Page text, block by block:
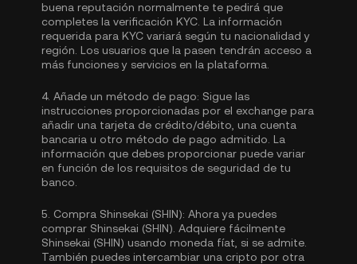
buena reputación normalmente te pedirá que
completes la verificación KYC. La información
requerida para KYC variará según tu nacionalidad y
región. Los usuarios que la pasen tendrán acceso a
más funciones y servicios en la plataforma.
4. Añade un método de pago: Sigue las
instrucciones proporcionadas por el exchange para
añadir una tarjeta de crédito/débito, una cuenta
bancaria u otro método de pago admitido. La
información que debes proporcionar puede variar
en función de los requisitos de seguridad de tu
banco.
5. Compra Shinsekai (SHIN): Ahora ya puedes
comprar Shinsekai (SHIN). Adquiere fácilmente
Shinsekai (SHIN) usando moneda fíat, si se admite.
También puedes intercambiar una cripto por otra